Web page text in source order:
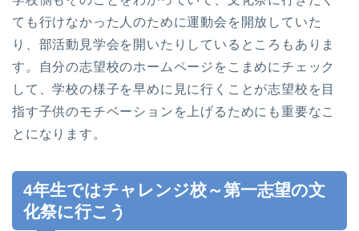
ても行けなかった人のために運動会を開放していた
り、部活動見学会を開いたりしているところもありま
す。自分の志望校のホームページをこまめにチェック
して、学校の様子を早めに見に行くことが志望校を目
指す子供のモチベーションを上げるためにも重要なこ
とになります。
4年生ではチャレンジ校～第一志望の文
化祭に行こう